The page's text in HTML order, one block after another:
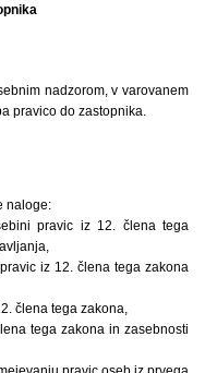
nadzorom, v varovanem
pravico do zastopnika.
naloge:
pravic iz 12. člena tega
iz 12. člena tega zakona
člena tega zakona,
tega zakona in zasebnosti